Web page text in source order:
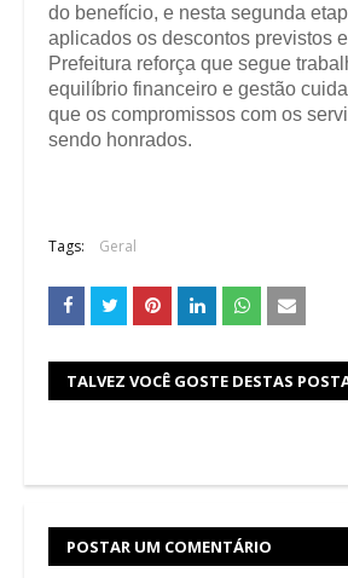
do benefício, e nesta segunda
aplicados os descontos previstos
Prefeitura reforça que segue
equilíbrio financeiro e gestão
que os compromissos com os
sendo honrados.
Tags: Geral
TALVEZ VOCÊ GOSTE DESTAS
POSTAR UM COMENTÁRIO